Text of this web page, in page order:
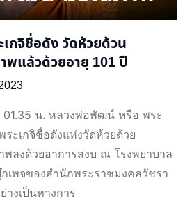
กจิชื่อดัง วัดห้วยด้วน
แล้วด้วยอายุ 101 ปี
01.35 น. หลวงพ่อพัฒน์ หรือ พระ
ะเกจิชื่อดังแห่งวัดห้วยด้วย
ลงด้วยอาการสงบ ณ โรงพยาบาล
เพจของสำนักพระราชมงคลวัชรา
างเป็นทางการ